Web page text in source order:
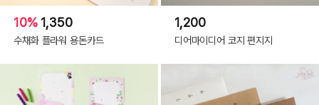
10% 1,350
수채화 플라워 용돈카드
1,200
디어마이디어 코지 편지지